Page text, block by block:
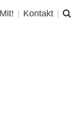
Kontakt